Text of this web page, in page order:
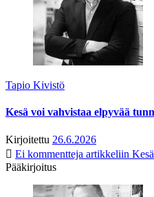
Tapio Kivistö
Kesä voi vahvistaa elpyvää
Kirjoitettu 26.6.2026
Ei kommentteja artikkeliin
Pääkirjoitus